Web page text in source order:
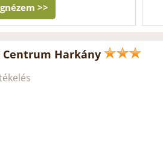
>>
Harkány